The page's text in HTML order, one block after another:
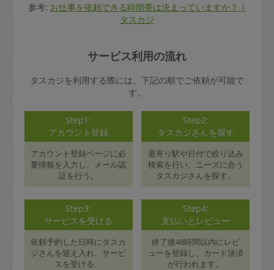
参考: お仕事を依頼できる時間帯は決まっていますか？ |
タスカジ
サービス利用の流れ
タスカジを利用する際には、下記の順でご依頼が可能で
す。
Step1:
アカウント登録
アカウント登録ページに必
要情報を入力し、メール認
証を行う。
Step2:
タスカジさんを探す
最寄り駅や日付で絞り込み
検索を行い、ニーズに合う
タスカジさんを探す。
Step3:
サービスを受ける
依頼予約した日時にタスカ
ジさんを迎え入れ、サービ
スを受ける。
Step4:
支払いとレビュー
終了後48時間以内にレビ
ューを登録し、カード決済
が行われます。